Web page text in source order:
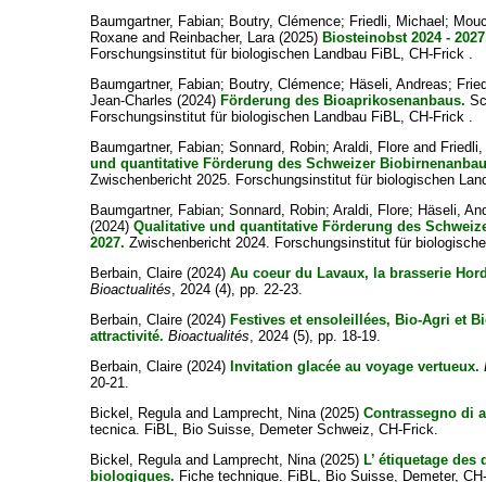
Baumgartner, Fabian; Boutry, Clémence; Friedli, Michael;
Roxane and Reinbacher, Lara (2025)Biosteinobst 2024 -
Forschungsinstitut für biologischen Landbau FiBL, CH-Frick .
Baumgartner, Fabian; Boutry, Clémence; Häseli, Andreas;
Jean-Charles (2024)Förderung des Bioaprikosenanbaus.
Forschungsinstitut für biologischen Landbau FiBL, CH-Frick .
Baumgartner, Fabian;Sonnard, Robin;Araldi, Flore and
und quantitative Förderung des Schweizer
Zwischenbericht 2025. Forschungsinstitut für biologischen
Baumgartner, Fabian;Sonnard, Robin;Araldi, Flore; Häseli,
(2024)Qualitative und quantitative Förderung des
2027. Zwischenbericht 2024. Forschungsinstitut für
Berbain, Claire (2024)Au coeur du Lavaux, la brasserie
Bioactualités , 2024 (4), pp. 22-23.
Berbain, Claire (2024)Festives et ensoleillées, Bio-Agri et
attractivité. Bioactualités , 2024 (5), pp. 18-19.
Berbain, Claire (2024)Invitation glacée au voyage vertueux.
20-21.
Bickel, Regula and Lamprecht, Nina (2025)Contrassegno di
tecnica. FiBL, Bio Suisse, Demeter Schweiz, CH-Frick.
Bickel, Regula and Lamprecht, Nina (2025)L’ étiquetage des
biologiques. Fiche technique. FiBL, Bio Suisse, Demeter,